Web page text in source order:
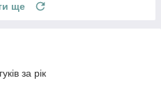
ще
за рік